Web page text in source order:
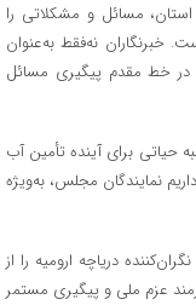
استان، مسائل و مشکلاتی را
خبرنگاران نه‌فقط به‌عنوان
در خط مقدم پیگیری مسائل
حیاتی برای آینده تأمین آب
نمایندگان مجلس، به‌ویژه
دریاچه ارومیه را از
عزم ملی و پیگیری مستمر